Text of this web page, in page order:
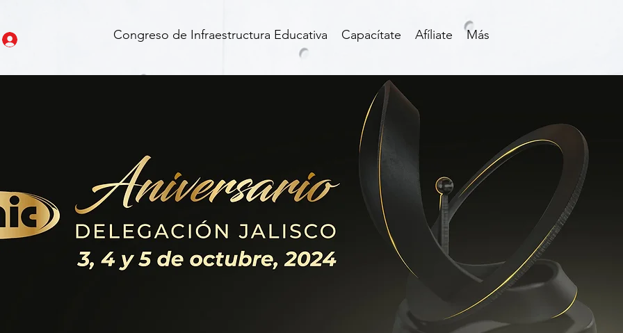
Congreso de Infraestructura Educativa Capacítate Afíliate Más